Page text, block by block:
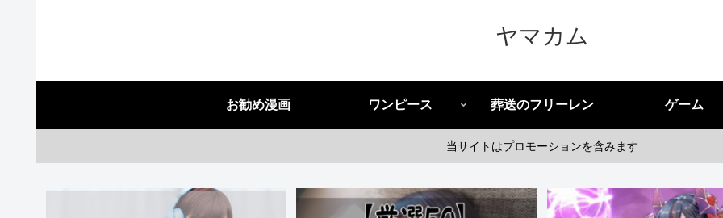
ヤマカム
お勧め漫画 ワンピース 葬送のフリーレン ゲーム
当サイトはプロモーションを含みます